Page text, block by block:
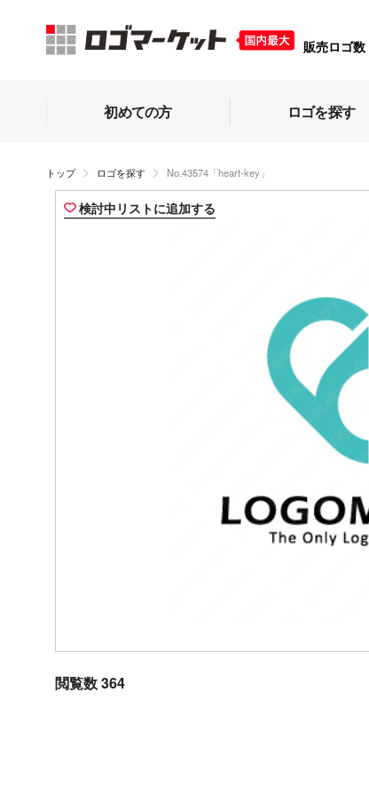
販売ロゴ数
初めての方 ロゴを探す
トップ ロゴを探す No.43574「heart-key」
検討中リストに追加する
閲覧数 364